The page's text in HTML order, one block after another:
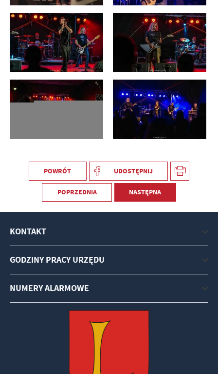
POWRÓT UDOSTĘPNIJ
POPRZEDNIA NASTĘPNA
KONTAKT
GODZINY PRACY URZĘDU
NUMERY ALARMOWE